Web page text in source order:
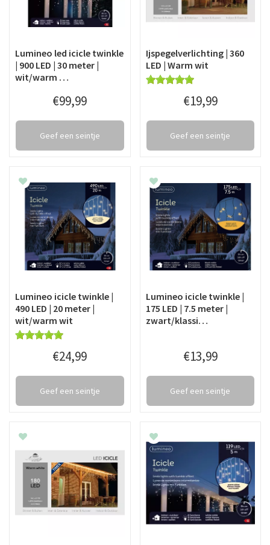
Lumineo led icicle twinkle
| 900 LED | 30 meter |
wit/warm …
€99,99
Geef een seintje
Ijspegelverlichting | 360
LED | Warm wit
€19,99
Geef een seintje
Lumineo icicle twinkle |
490 LED | 20 meter |
wit/warm wit
€24,99
Geef een seintje
Lumineo icicle twinkle |
175 LED | 7.5 meter |
zwart/klassi…
€13,99
Geef een seintje